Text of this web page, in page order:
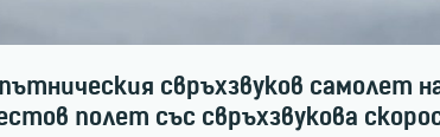
свръхзвуков самолет
полет със свръхзвукова